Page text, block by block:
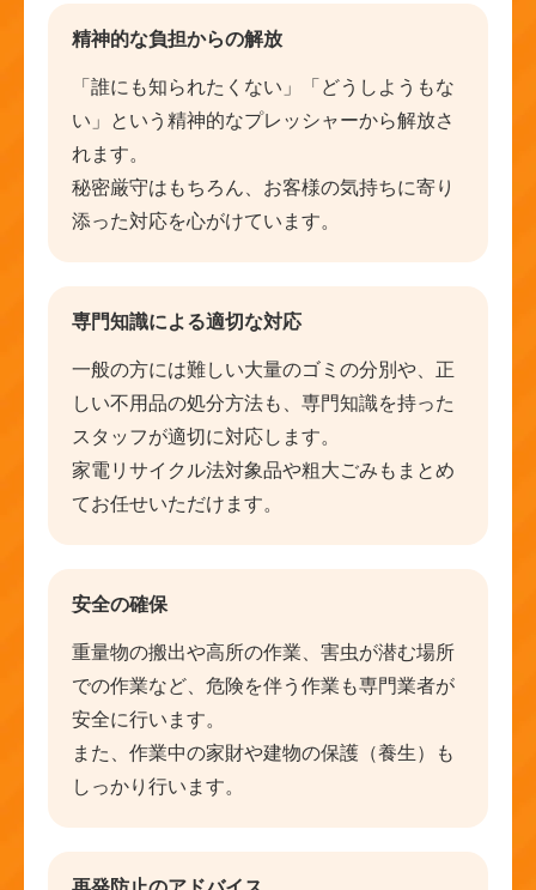
精神的な負担からの解放
「誰にも知られたくない」「どうしようもな
い」という精神的なプレッシャーから解放さ
れます。
秘密厳守はもちろん、お客様の気持ちに寄り
添った対応を心がけています。
専門知識による適切な対応
一般の方には難しい大量のゴミの分別や、正
しい不用品の処分方法も、専門知識を持った
スタッフが適切に対応します。
家電リサイクル法対象品や粗大ごみもまとめ
てお任せいただけます。
安全の確保
重量物の搬出や高所の作業、害虫が潜む場所
での作業など、危険を伴う作業も専門業者が
安全に行います。
また、作業中の家財や建物の保護（養生）も
しっかり行います。